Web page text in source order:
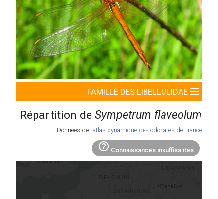
FAMILLE DES LIBELLULIDAE
Répartition deSympetrum flaveolum
Données de l'atlas dynamique des odonates de France
help_outline Connaissances insuffisantes